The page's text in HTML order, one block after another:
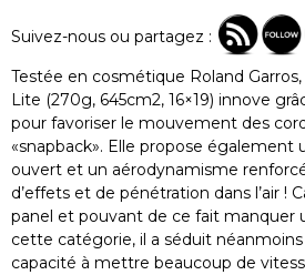
Suivez-nous ou partagez :
Testée en cosmétique Roland
Lite (270g, 645cm2, 16×19) innove
pour favoriser le mouvement des
«snapback». Elle propose également
ouvert et un aérodynamisme
d’effets et de pénétration dans l’air !
panel et pouvant de ce fait manquer
cette catégorie, il a séduit
capacité à mettre beaucoup de